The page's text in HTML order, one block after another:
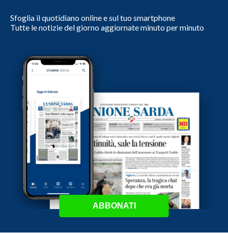
Sfoglia il quotidiano online e sul tuo smartphone
Tutte le notizie del giorno aggiornate minuto per minuto
ABBONATI